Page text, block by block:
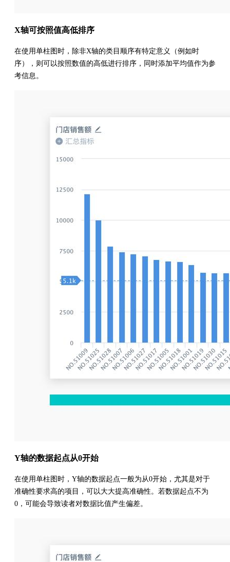
X轴可按照值高低排序
在使用单柱图时，除非X轴的类目顺序有特定意义（例如时
序），则可以按照数值的高低进行排序，同时添加平均值作为参
考信息。
Y轴的数据起点从0开始
在使用单柱图时，Y轴的数据起点一般为从0开始，尤其是对于
准确性要求高的项目，可以大大提高准确性。若数据起点不为
0，可能会导致读者对数据比值产生偏差。